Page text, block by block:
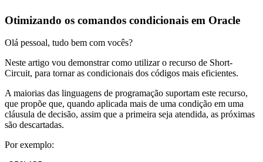
Otimizando os comandos condicionais em Oracle
Olá pessoal, tudo bem com vocês?
Neste artigo vou demonstrar como utilizar o recurso de Short-
Circuit, para tornar as condicionais dos códigos mais eficientes.
A maiorias das linguagens de programação suportam este recurso,
que propõe que, quando aplicada mais de uma condição em uma
cláusula de decisão, assim que a primeira seja atendida, as próximas
são descartadas.
Por exemplo: